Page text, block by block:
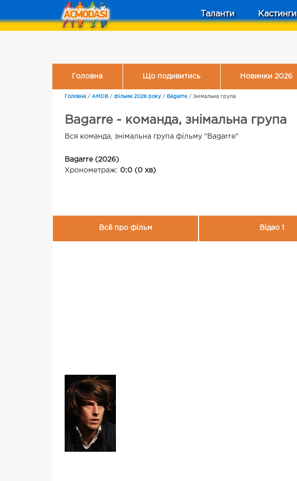
Таланти Кастинги
Головна Що подивитись Новинки 2026
Головна / AMDB / Фільми 2026 року / Bagarre / Знімальна група
Bagarre - команда, знімальна група
Вся команда, знімальна група фільму "Bagarre"
Bagarre (2026)
Хронометраж: 0:0 (0 хв)
Всё про фільм Відео 1